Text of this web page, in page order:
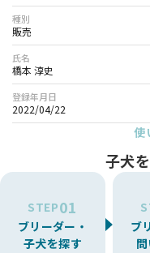
種別
販売
氏名
橋本 淳史
登録年月日
2022/04/22
使
子犬
STEP01
ブリーダー・
子犬を探す
ブ